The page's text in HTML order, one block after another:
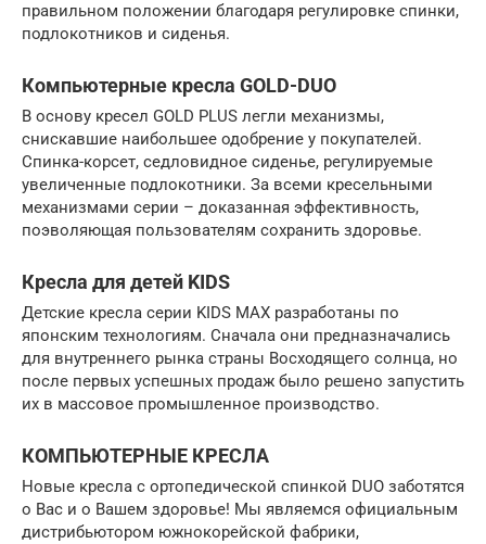
правильном положении благодаря регулировке спинки,
подлокотников и сиденья.
Компьютерные кресла GOLD-DUO
В основу кресел GOLD PLUS легли механизмы,
снискавшие наибольшее одобрение у покупателей.
Спинка-корсет, седловидное сиденье, регулируемые
увеличенные подлокотники. За всеми кресельными
механизмами серии – доказанная эффективность,
поэволяющая пользователям сохранить здоровье.
Кресла для детей KIDS
Детские кресла серии KIDS MAX разработаны по
японским технологиям. Сначала они предназначались
для внутреннего рынка страны Восходящего солнца, но
после первых успешных продаж было решено запустить
их в массовое промышленное производство.
КОМПЬЮТЕРНЫЕ КРЕСЛА
Новые кресла с ортопедической спинкой DUO заботятся
о Вас и о Вашем здоровье! Мы являемся официальным
дистрибьютором южнокорейской фабрики,